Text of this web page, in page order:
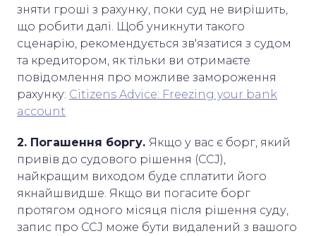
зняти гроші з рахунку, поки суд не вирішить,
що робити далі. Щоб уникнути такого
сценарію, рекомендується зв'язатися з судом
та кредитором, як тільки ви отримаєте
повідомлення про можливе замороження
рахунку: Citizens Advice: Freezing your bank
account
2. Погашення боргу. Якщо у вас є борг, який
привів до судового рішення (CCJ),
найкращим виходом буде сплатити його
якнайшвидше. Якщо ви погасите борг
протягом одного місяця після рішення суду,
запис про CCJ може бути видалений з вашого